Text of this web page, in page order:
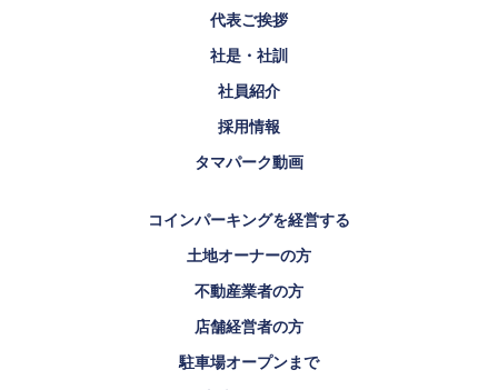
代表ご挨拶
社是・社訓
社員紹介
採用情報
タマパーク動画
コインパーキングを経営する
土地オーナーの方
不動産業者の方
店舗経営者の方
駐車場オープンまで